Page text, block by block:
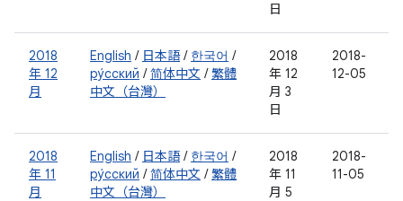
日
2018
年 12
月
English / 日本語/ 한국어 /
ру́сский /简体中文 / 繁體
中文（台灣）
2018
年 12
月 3
日
2018-
12-05
2018
年 11
月
English / 日本語/ 한국어 /
ру́сский /简体中文 / 繁體
中文（台灣）
2018
年 11
月 5
2018-
11-05